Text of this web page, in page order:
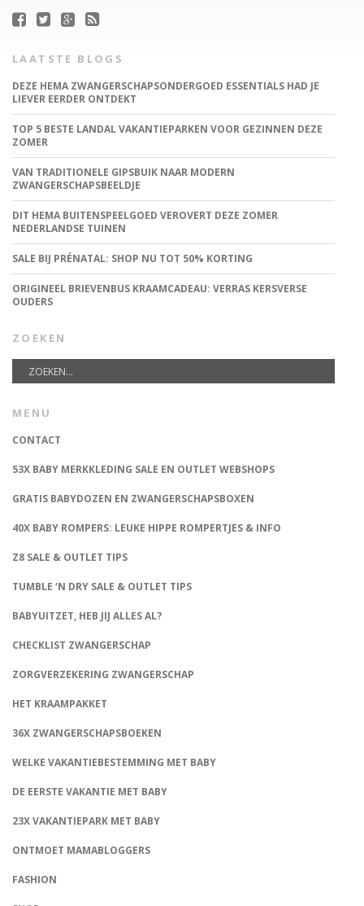
LAATSTE BLOGS
DEZE HEMA ZWANGERSCHAPSONDERGOED ESSENTIALS HAD JE
LIEVER EERDER ONTDEKT
TOP 5 BESTE LANDAL VAKANTIEPARKEN VOOR GEZINNEN DEZE
ZOMER
VAN TRADITIONELE GIPSBUIK NAAR MODERN
ZWANGERSCHAPSBEELDJE
DIT HEMA BUITENSPEELGOED VEROVERT DEZE ZOMER
NEDERLANDSE TUINEN
SALE BIJ PRÉNATAL: SHOP NU TOT 50% KORTING
ORIGINEEL BRIEVENBUS KRAAMCADEAU: VERRAS KERSVERSE
OUDERS
ZOEKEN
MENU
CONTACT
53X BABY MERKKLEDING SALE EN OUTLET WEBSHOPS
GRATIS BABYDOZEN EN ZWANGERSCHAPSBOXEN
40X BABY ROMPERS: LEUKE HIPPE ROMPERTJES & INFO
Z8 SALE & OUTLET TIPS
TUMBLE ‘N DRY SALE & OUTLET TIPS
BABYUITZET, HEB JIJ ALLES AL?
CHECKLIST ZWANGERSCHAP
ZORGVERZEKERING ZWANGERSCHAP
HET KRAAMPAKKET
36X ZWANGERSCHAPSBOEKEN
WELKE VAKANTIEBESTEMMING MET BABY
DE EERSTE VAKANTIE MET BABY
23X VAKANTIEPARK MET BABY
ONTMOET MAMABLOGGERS
FASHION